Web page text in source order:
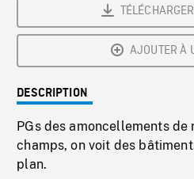
AJOUTER À
DESCRIPTION
PGs des amoncellements
champs, on voit des
plan.